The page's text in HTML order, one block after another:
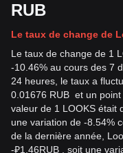
RUB
Le taux de change de
Le taux de change de 1
-10.46% au cours des 7
24 heures, le taux a
0.01676 RUB et un
valeur de 1 LOOKS était
une variation de -8.54%
de la dernière année,
-₽1.46RUB , soit une